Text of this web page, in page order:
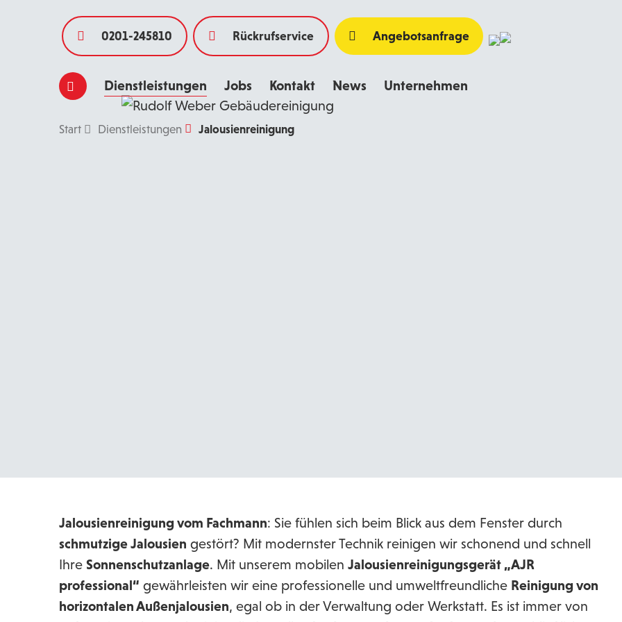
Dienstleistungen Jobs Kontakt News Unternehmen
0201-245810 Rückrufservice Angebotsanfrage
Start Dienstleistungen Jalousienreinigung
Jalousienreinigung vom Fachmann: Sie fühlen sich beim Blick aus dem Fenster durch
schmutzige Jalousien gestört? Mit modernster Technik reinigen wir schonend und schnell
Ihre Sonnenschutzanlage. Mit unserem mobilen Jalousienreinigungsgerät „AJR
professional“ gewährleisten wir eine professionelle und umweltfreundliche Reinigung von
horizontalen Außenjalousien, egal ob in der Verwaltung oder Werkstatt. Es ist immer von